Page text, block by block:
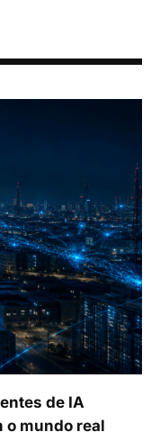
de IA
o mundo real